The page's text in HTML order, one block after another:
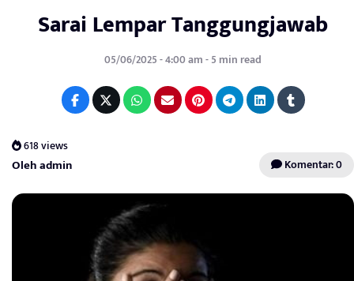
Sarai Lempar Tanggungjawab
05/06/2025 - 4:00 am - 5 min read
618 views
Oleh admin Komentar: 0